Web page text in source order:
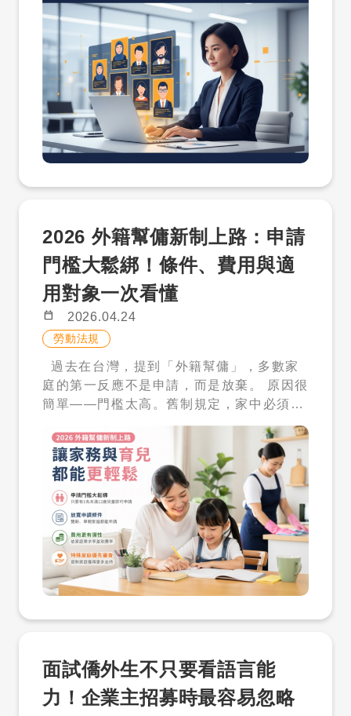
也不知道目前職缺適合從哪一類外國人才開
始找。 才多多人才庫提供企業另一個更主動
的做法：先搜尋人才庫，先看履歷內容，確
認符合需求後，再決定是否解鎖聯絡方式。
一、找人才，不能只等履歷上門 職缺刊登
後，履歷不一定會主動進來；即使有履歷，
也不一定符合語言、身份、經驗、地點或工
作條件。 尤其是企業想找僑外生、新住民或
外籍專業人士時，若只靠被動等待，往往很
業先主動搜尋 才多多人才庫讓企業可以主動
搜尋在台外國人才履歷，先了解人才的經
歷、技能、語言與基本條件，再判斷是否符
合目前職缺需求。 這樣的好處是，企業不需
要一開始就投入大額招募成本，也不需要只
靠職缺刊登等待回覆，而是可以先看人才資
料，再決定下一步。 三、3 步驟：搜尋人
才庫、先看履歷、滿意再聯絡 才多多人才庫
的使用邏輯很簡單： 主動搜尋人才庫：不用
只等待履歷上門。 先看履歷內容：確認經
歷、技能、語言與基本條件。 滿意再解鎖聯
絡：取得姓名、電話與 Email。 不適合，
不解鎖；符合需求，再聯絡。這能協助企業
降低招募風險，也提升媒合效率。 四、什
麼企業適合人才解鎖包？ 人才解鎖包適合以
下類型的企業： 想先測試外籍人才市場的企
業。 有僑外生、新住民、外籍專業人士需求
的企業。 想主動找人，不想只靠職缺刊登等
待的 HR 或企業主。 有後續用工、申請、
溝通、管理需求，但想先看人才庫的企業。
員搜尋、瀏覽或邀約。履歷開放狀態可能因
求職者自行調整而變更，企業應以平台當下
顯示狀態為準。 企業使用人才搜尋、邀約、
2026 外籍幫傭新制上路：申請
門檻大鬆綁！條件、費用與適
用對象一次看懂
calendar_today 2026.04.24
勞動法規
過去在台灣，提到「外籍幫傭」，多數家
庭的第一反應不是申請，而是放棄。 原因很
簡單——門檻太高。舊制規定，家中必須同
時有 3 名 6 歲以下幼童，或符合複雜的點
數制度，才有資格申請。對現代多數家庭而
言，這樣的條件幾乎不可能達成，也讓外籍
幫傭制度長期停留在「存在，但用不到」的
狀態。 然而，隨著雙薪家庭成為主流、少子
化問題日益嚴重，以及國小學童課後照顧缺
口逐漸浮現，政府也開始正視這個制度與現
實之間的落差。 因此，2026 年外籍幫傭新
制正式上路，成為台灣家庭支持政策的一個
重要轉折點。 一、門檻大幅下降：從少數
家中有 1 名未滿 12 歲的兒童，即符合申請
資格。這個改變，直接將原本「3 名幼童」
的高門檻，大幅下修，讓原本被排除在外的
面試僑外生不只要看語言能
力！企業主招募時最容易忽略